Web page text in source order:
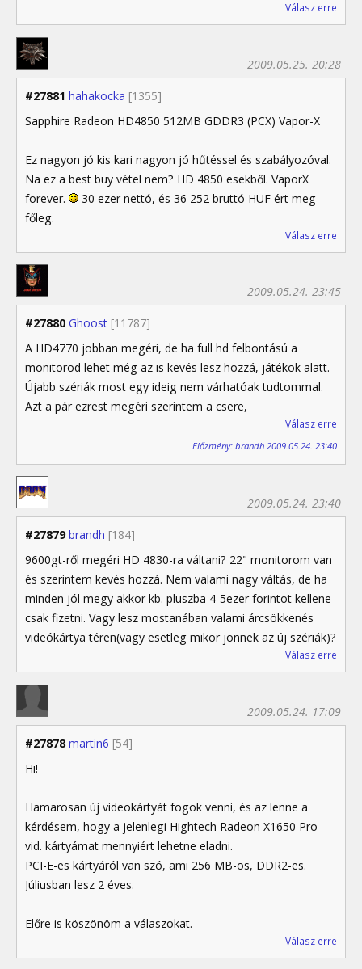
Válasz erre
#27881 hahakocka [1355]
2009.05.25. 20:28
Sapphire Radeon HD4850 512MB GDDR3 (PCX) Vapor-X
Ez nagyon jó kis kari nagyon jó hűtéssel és szabályozóval.
Na ez a best buy vétel nem? HD 4850 esekből. VaporX
forever.
30 ezer nettó, és 36 252 bruttó HUF ért meg
főleg.
Válasz erre
#27880 Ghoost [11787]
2009.05.24. 23:45
A HD4770 jobban megéri, de ha full hd felbontású a
monitorod lehet még az is kevés lesz hozzá, játékok alatt.
Újabb szériák most egy ideig nem várhatóak tudtommal.
Azt a pár ezrest megéri szerintem a csere,
Válasz erre
Előzmény: brandh 2009.05.24. 23:40
#27879 brandh [184]
2009.05.24. 23:40
9600gt-ről megéri HD 4830-ra váltani? 22" monitorom van
és szerintem kevés hozzá. Nem valami nagy váltás, de ha
minden jól megy akkor kb. pluszba 4-5ezer forintot kellene
csak fizetni. Vagy lesz mostanában valami árcsökkenés
videókártya téren(vagy esetleg mikor jönnek az új szériák)?
Válasz erre
#27878 martin6 [54]
2009.05.24. 17:09
Hi!
Hamarosan új videokártyát fogok venni, és az lenne a
kérdésem, hogy a jelenlegi Hightech Radeon X1650 Pro
vid. kártyámat mennyiért lehetne eladni.
PCI-E-es kártyáról van szó, ami 256 MB-os, DDR2-es.
Júliusban lesz 2 éves.
Előre is köszönöm a válaszokat.
Válasz erre